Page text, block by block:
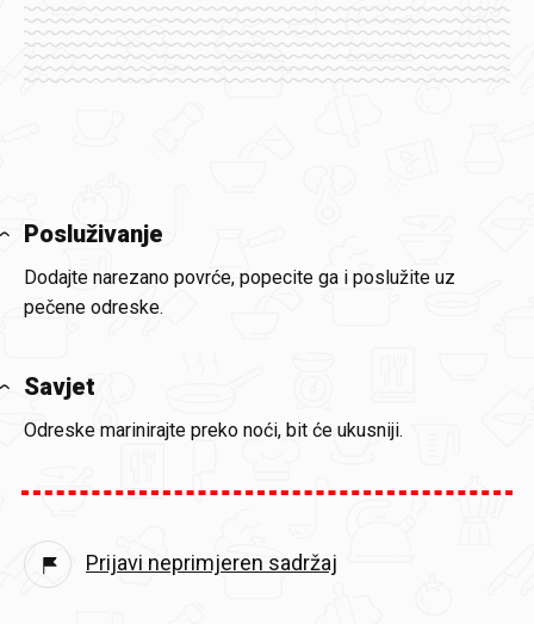
Posluživanje
Dodajte narezano povrće, popecite ga i poslužite uz
pečene odreske.
Savjet
Odreske marinirajte preko noći, bit će ukusniji.
Prijavi neprimjeren sadržaj